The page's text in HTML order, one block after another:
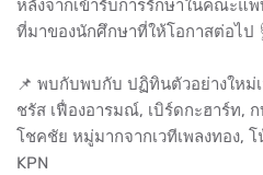
หลังจากเข้ารับการรักษาในคณะแ
ที่มาของนักศึกษาที่ให้โอกาสต่อไป
📌 พบกับพบกับ ปฏิทินตัวอย่างใหม่
ชรัส เฟื่องอารมณ์, เบิร์ดกะฮาร์ท,
โชคชัย หมู่มากจากเวทีเพลงทอง,
KPN